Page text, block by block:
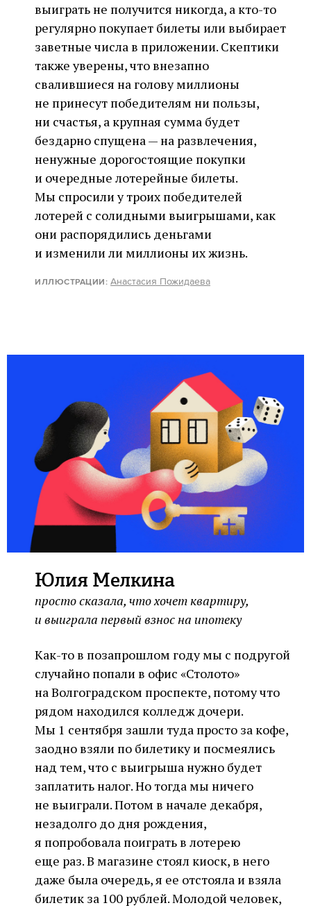
выиграть не получится никогда, а кто-то
регулярно покупает билеты или выбирает
заветные числа в приложении. Скептики
также уверены, что внезапно
свалившиеся на голову миллионы
не принесут победителям ни пользы,
ни счастья, а крупная сумма будет
бездарно спущена — на развлечения,
ненужные дорогостоящие покупки
и очередные лотерейные билеты.
Мы спросили у троих победителей
лотерей с солидными выигрышами, как
они распорядились деньгами
и изменили ли миллионы их жизнь.
ИЛЛЮСТРАЦИИ: Анастасия Пожидаева
Юлия Мелкина
просто сказала, что хочет квартиру,
и выиграла первый взнос на ипотеку
Как-то в позапрошлом году мы с подругой
случайно попали в офис «Столото»
на Волгоградском проспекте, потому что
рядом находился колледж дочери.
Мы 1 сентября зашли туда просто за кофе,
заодно взяли по билетику и посмеялись
над тем, что с выигрыша нужно будет
заплатить налог. Но тогда мы ничего
не выиграли. Потом в начале декабря,
незадолго до дня рождения,
я попробовала поиграть в лотерею
еще раз. В магазине стоял киоск, в него
даже была очередь, я ее отстояла и взяла
билетик за 100 рублей. Молодой человек,